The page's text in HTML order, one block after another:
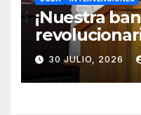
¡Nuestra
jamás! Por
Parrilla
30 JULIO, 2026